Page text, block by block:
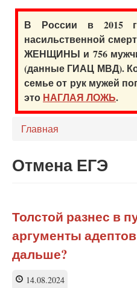
В России в 2015
насильственной
ЖЕНЩИНЫ и 756
(данные ГИАЦ МВД).
семье от рук мужей
это НАГЛАЯ ЛОЖЬ.
Главная
Отмена ЕГЭ
Толстой разнес в
аргументы
дальше?
14.08.2024